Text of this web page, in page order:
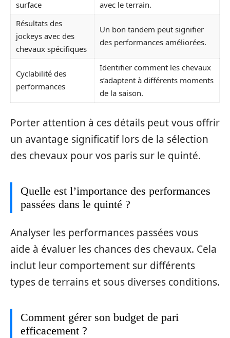
surface
avec le terrain.
Résultats des
jockeys avec des
chevaux spécifiques
Un bon tandem peut signifier
des performances améliorées.
Cyclabilité des
performances
Identifier comment les chevaux
s’adaptent à différents moments
de la saison.
Porter attention à ces détails peut vous offrir
un avantage significatif lors de la sélection
des chevaux pour vos paris sur le quinté.
Quelle est l’importance des performances
passées dans le quinté ?
Analyser les performances passées vous
aide à évaluer les chances des chevaux. Cela
inclut leur comportement sur différents
types de terrains et sous diverses conditions.
Comment gérer son budget de pari
efficacement ?